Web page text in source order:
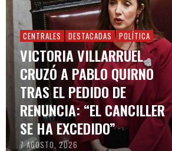
CENTRALES DESTACADAS POLÍTICA
VICTORIA VILLARRUEL
CRUZÓ A PABLO QUIRNO
TRAS EL PEDIDO DE
RENUNCIA: “EL CANCILLER
SE HA EXCEDIDO”
7 AGOSTO, 2026